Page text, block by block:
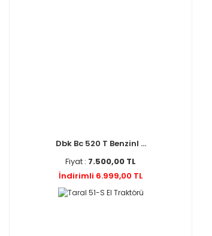
Dbk Bc 520 T Benzinl ...
Fiyat : 7.500,00 TL
İndirimli 6.999,00 TL